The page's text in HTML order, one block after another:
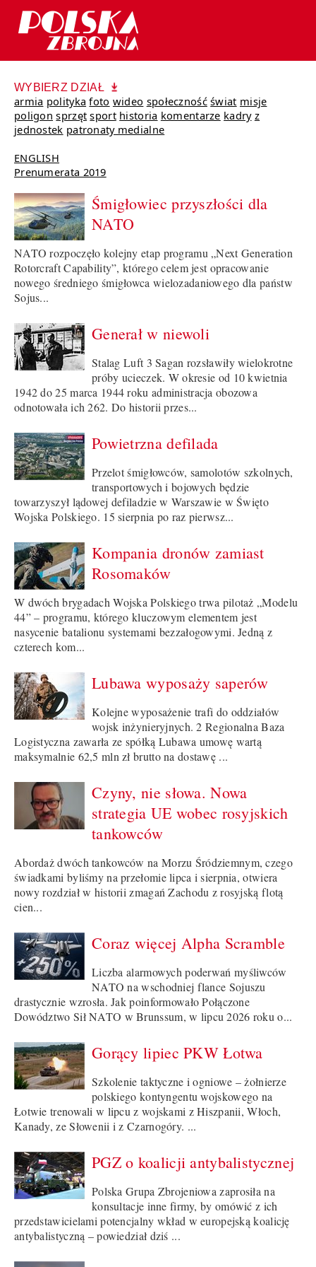
WYBIERZ DZIAŁ
armia polityka foto wideo społeczność świat misje
poligon sprzęt sport historia komentarze kadry z
jednostek patronaty medialne
ENGLISH
Prenumerata 2019
Śmigłowiec przyszłości dla
NATO
NATO rozpoczęło kolejny etap programu „Next Generation
Rotorcraft Capability”, którego celem jest opracowanie
nowego średniego śmigłowca wielozadaniowego dla państw
Sojus...
Generał w niewoli
Stalag Luft 3 Sagan rozsławiły wielokrotne
próby ucieczek. W okresie od 10 kwietnia
1942 do 25 marca 1944 roku administracja obozowa
odnotowała ich 262. Do historii przes...
Powietrzna defilada
Przelot śmigłowców, samolotów szkolnych,
transportowych i bojowych będzie
towarzyszył lądowej defiladzie w Warszawie w Święto
Wojska Polskiego. 15 sierpnia po raz pierwsz...
Kompania dronów zamiast
Rosomaków
W dwóch brygadach Wojska Polskiego trwa pilotaż „Modelu
44” – programu, którego kluczowym elementem jest
nasycenie batalionu systemami bezzałogowymi. Jedną z
czterech kom...
Lubawa wyposaży saperów
Kolejne wyposażenie trafi do oddziałów
wojsk inżynieryjnych. 2 Regionalna Baza
Logistyczna zawarła ze spółką Lubawa umowę wartą
maksymalnie 62,5 mln zł brutto na dostawę ...
Czyny, nie słowa. Nowa
strategia UE wobec rosyjskich
tankowców
Abordaż dwóch tankowców na Morzu Śródziemnym, czego
świadkami byliśmy na przełomie lipca i sierpnia, otwiera
nowy rozdział w historii zmagań Zachodu z rosyjską flotą
cien...
Coraz więcej Alpha Scramble
Liczba alarmowych poderwań myśliwców
NATO na wschodniej flance Sojuszu
drastycznie wzrosła. Jak poinformowało Połączone
Dowództwo Sił NATO w Brunssum, w lipcu 2026 roku o...
Gorący lipiec PKW Łotwa
Szkolenie taktyczne i ogniowe – żołnierze
polskiego kontyngentu wojskowego na
Łotwie trenowali w lipcu z wojskami z Hiszpanii, Włoch,
Kanady, ze Słowenii i z Czarnogóry. ...
PGZ o koalicji antybalistycznej
Polska Grupa Zbrojeniowa zaprosiła na
konsultacje inne firmy, by omówić z ich
przedstawicielami potencjalny wkład w europejską koalicję
antybalistyczną – powiedział dziś ...